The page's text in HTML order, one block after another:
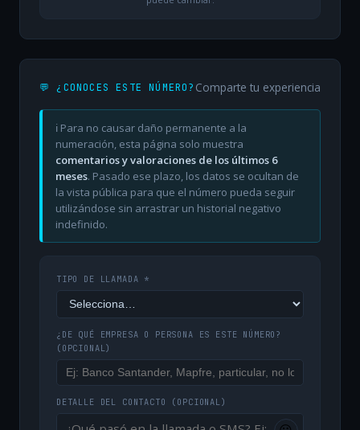
💬 ¿CONOCES ESTE NÚMERO? Comparte tu experiencia
ℹ️ Para no causar daño permanente a la
numeración, esta página solo muestra
comentarios y valoraciones de los últimos 6
meses. Pasado ese plazo, los datos se ocultan de
la vista pública para que el número pueda seguir
utilizándose sin arrastrar un historial negativo
indefinido.
TIPO DE LLAMADA *
¿DE QUÉ EMPRESA O PERSONA ES ESTE NÚMERO?
(OPCIONAL)
DETALLE DEL CONTACTO (OPCIONAL)